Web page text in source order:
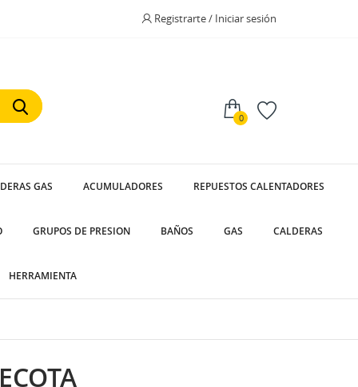
Registrarte / Iniciar sesión
0
GAS ACUMULADORES REPUESTOS CALENTADORES
GRUPOS DE PRESION BAÑOS GAS CALDERAS
HERRAMIENTA